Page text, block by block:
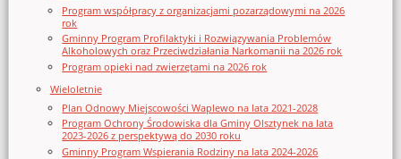
Program współpracy z organizacjami pozarządowymi na 2026
rok
Gminny Program Profilaktyki i Rozwiązywania Problemów
Alkoholowych oraz Przeciwdziałania Narkomanii na 2026 rok
Program opieki nad zwierzętami na 2026 rok
Wieloletnie
Plan Odnowy Miejscowości Waplewo na lata 2021-2028
Program Ochrony Środowiska dla Gminy Olsztynek na lata
2023-2026 z perspektywą do 2030 roku
Gminny Program Wspierania Rodziny na lata 2024-2026